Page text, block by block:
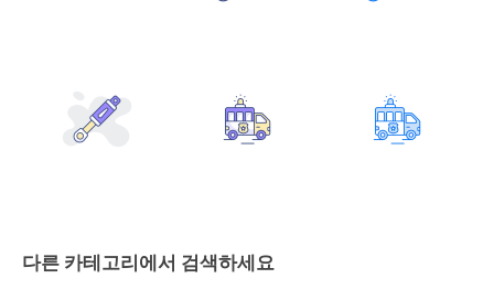
다른 카테고리에서 검색하세요